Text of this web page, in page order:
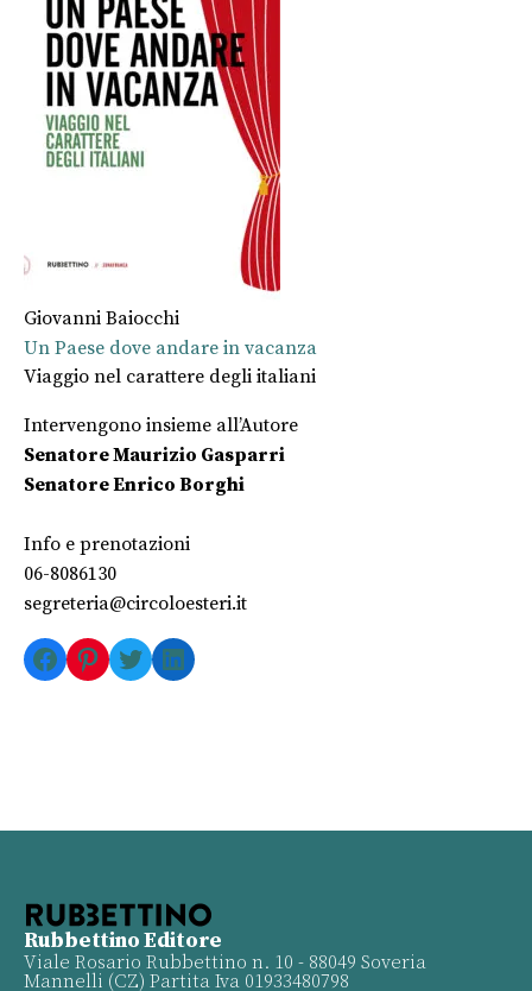
Giovanni Baiocchi
Un Paese dove andare in vacanza
Viaggio nel carattere degli italiani
Intervengono insieme all’Autore
Senatore Maurizio Gasparri
Senatore Enrico Borghi
Info e prenotazioni
06-8086130
segreteria@circoloesteri.it
Facebook
Pinterest
TwitterLinkedIn
Rubbettino Editore
Viale Rosario Rubbettino n. 10 - 88049 Soveria
Mannelli (CZ) Partita Iva 01933480798